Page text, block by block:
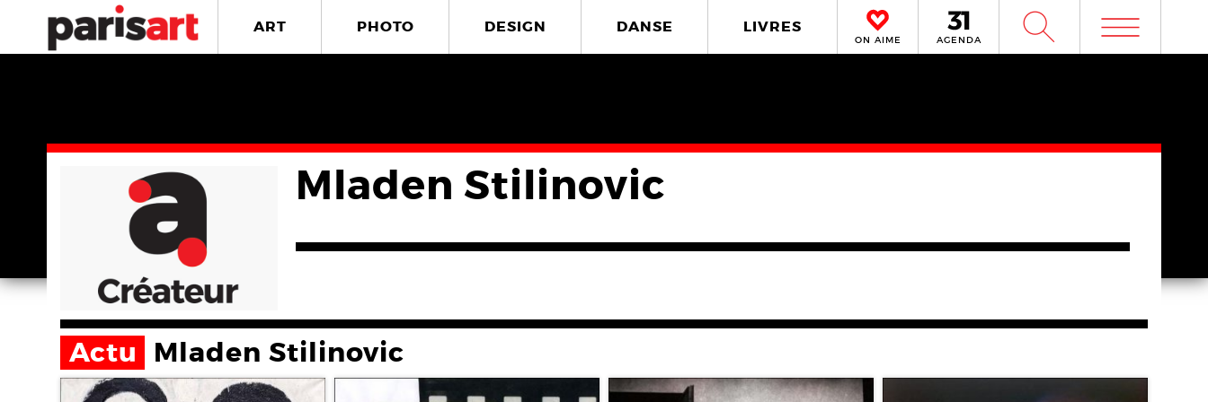
ART PHOTO DESIGN DANSE LIVRES
ON AIME AGENDA W m
Mladen Stilinovic
Actu Mladen Stilinovic